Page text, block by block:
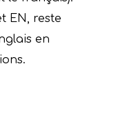
EN, reste
en